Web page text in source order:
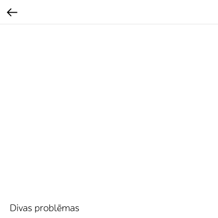
Divas problēmas